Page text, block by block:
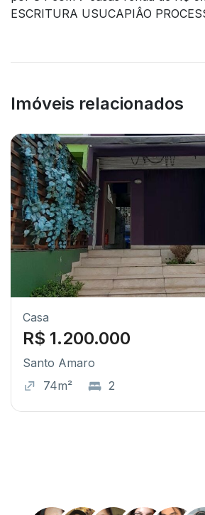
ESCRITURA USUCAPIÂO
Imóveis relacionados
Casa
R$ 1.200.000
Santo Amaro
74m²
2